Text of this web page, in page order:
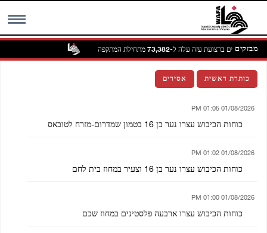
מבזקים
מניין ההרוגים ברצועת עזה עלה ל-73,382 מתחילת המתקפה
כותרת ראשית אסירים
01/08/2026 01:05 PM
כוחות הכיבוש עצרו נער בן 16 בטמון שמדרום-מזרח לטובאס
01/08/2026 01:02 PM
כוחות הכיבוש עצרו נער בן 16 וצעיר במחוז בית לחם
01/08/2026 01:00 PM
כוחות הכיבוש עצרו ארבעה פלסטינים במחוז שכם